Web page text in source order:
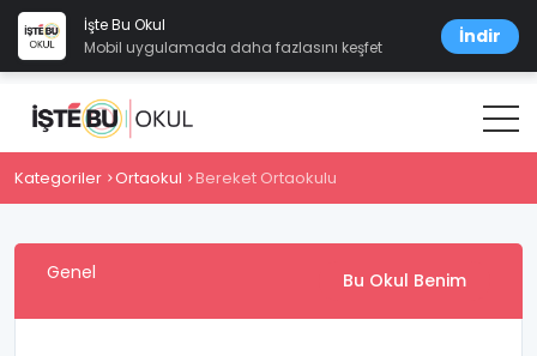
İşte Bu Okul
Mobil uygulamada daha fazlasını keşfet
İndir
Kategoriler Ortaokul Bereket Ortaokulu
Genel Bu Okul Benim